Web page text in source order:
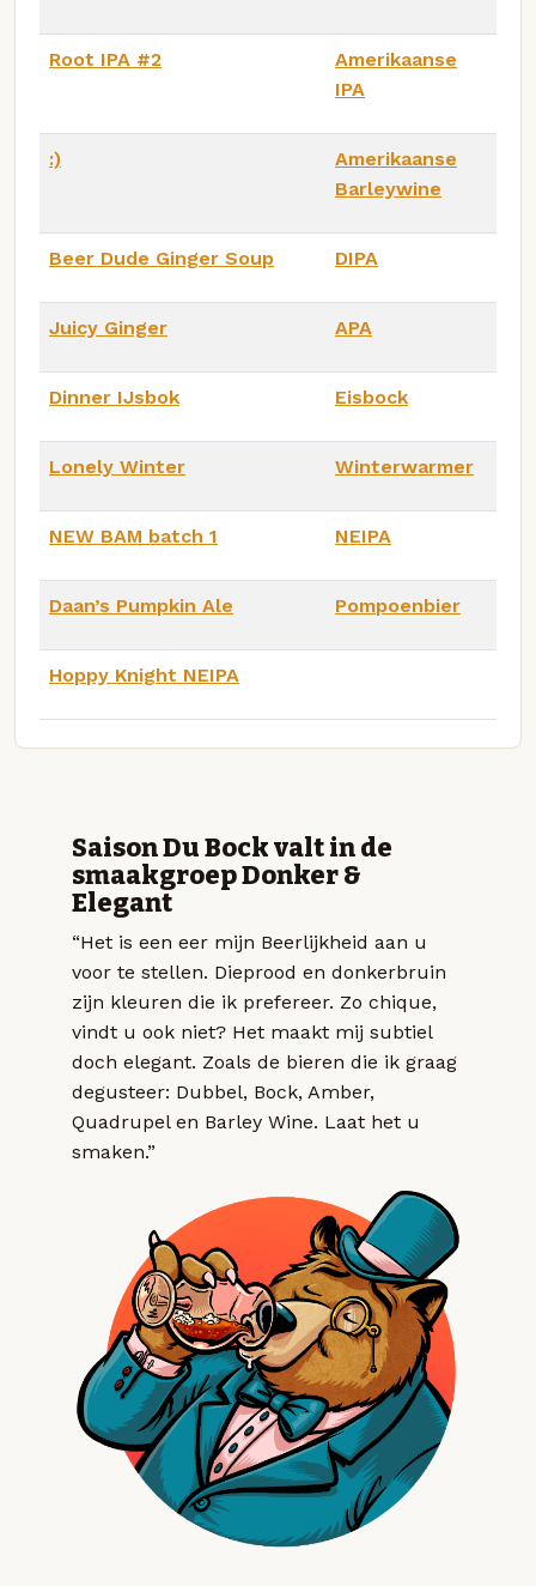
Root IPA #2
Amerikaanse
IPA
:)
Amerikaanse
Barleywine
Beer Dude Ginger Soup DIPA
Juicy Ginger APA
Dinner IJsbok Eisbock
Lonely Winter Winterwarmer
NEW BAM batch 1 NEIPA
Daan’s Pumpkin Ale Pompoenbier
Hoppy Knight NEIPA
Saison Du Bock valt in de
smaakgroep Donker &
Elegant
“Het is een eer mijn Beerlijkheid aan u
voor te stellen. Dieprood en donkerbruin
zijn kleuren die ik prefereer. Zo chique,
vindt u ook niet? Het maakt mij subtiel
doch elegant. Zoals de bieren die ik graag
degusteer: Dubbel, Bock, Amber,
Quadrupel en Barley Wine. Laat het u
smaken.”